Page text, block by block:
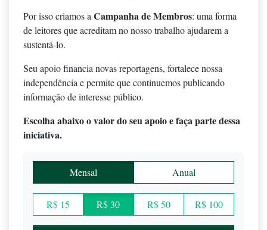
Por isso criamos aCampanha de Membros: uma forma
de leitores que acreditam no nosso trabalho ajudarem a
sustentá-lo.
Seu apoio financia novas reportagens, fortalece nossa
independência e permite que continuemos publicando
informação de interesse público.
Escolha abaixo o valor do seu apoio e faça parte dessa
iniciativa.
Mensal Anual
R$ 15 R$ 30 R$ 50 R$ 100